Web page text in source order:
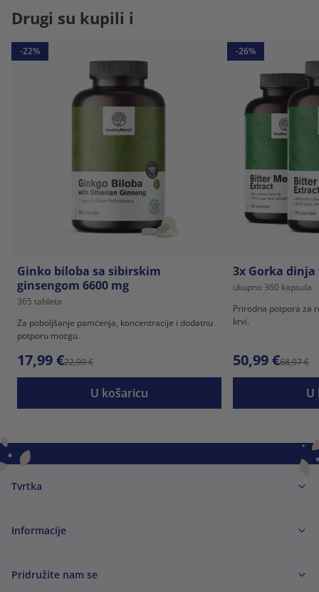
Drugi su kupili i
-22%
Ginko biloba sa sibirskim
ginsengom 6600 mg
365 tableta
Za poboljšanje pamćenja, koncentracije i dodatnu
potporu mozgu.
17,99 €22,99 €
U košaricu
-26%
3x Gorka dinja
ukupno 360 kapsula
Prirodna potpora za
krvi.
50,99 €68,97 €
U
Tvrtka
Informacije
Pridružite nam se